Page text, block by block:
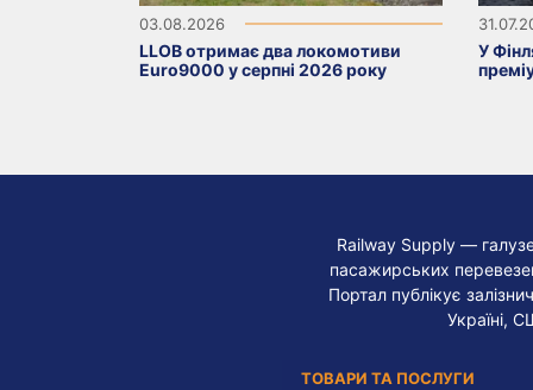
03.08.2026
LLOB отримає два локомотиви
Euro9000 у серпні 2026 року
У
Railway Supply —
пасажирських
Портал публікує
Україні,
ТОВАРИ ТА ПОСЛУГИ